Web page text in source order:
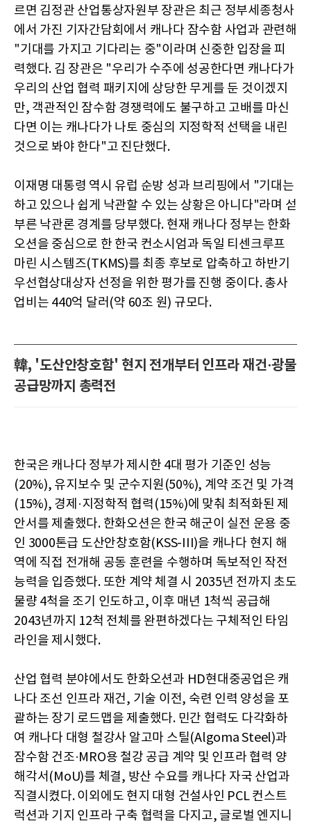
르면 김정관 산업통상자원부 장관은 최근 정부세종청사
에서 가진 기자간담회에서 캐나다 잠수함 사업과 관련해
"기대를 가지고 기다리는 중"이라며 신중한 입장을 피
력했다. 김 장관은 "우리가 수주에 성공한다면 캐나다가
우리의 산업 협력 패키지에 상당한 무게를 둔 것이겠지
만, 객관적인 잠수함 경쟁력에도 불구하고 고배를 마신
다면 이는 캐나다가 나토 중심의 지정학적 선택을 내린
것으로 봐야 한다"고 진단했다.
이재명 대통령 역시 유럽 순방 성과 브리핑에서 "기대는
하고 있으나 쉽게 낙관할 수 있는 상황은 아니다"라며 섣
부른 낙관론 경계를 당부했다. 현재 캐나다 정부는 한화
오션을 중심으로 한 한국 컨소시엄과 독일 티센크루프
마린 시스템즈(TKMS)를 최종 후보로 압축하고 하반기
우선협상대상자 선정을 위한 평가를 진행 중이다. 총사
업비는 440억 달러(약 60조 원) 규모다.
韓, '도산안창호함' 현지 전개부터 인프라 재건·광물
공급망까지 총력전
한국은 캐나다 정부가 제시한 4대 평가 기준인 성능
(20%), 유지보수 및 군수지원(50%), 계약 조건 및 가격
(15%), 경제·지정학적 협력(15%)에 맞춰 최적화된 제
안서를 제출했다. 한화오션은 한국 해군이 실전 운용 중
인 3000톤급 도산안창호함(KSS-III)을 캐나다 현지 해
역에 직접 전개해 공동 훈련을 수행하며 독보적인 작전
능력을 입증했다. 또한 계약 체결 시 2035년 전까지 초도
물량 4척을 조기 인도하고, 이후 매년 1척씩 공급해
2043년까지 12척 전체를 완편하겠다는 구체적인 타임
라인을 제시했다.
산업 협력 분야에서도 한화오션과 HD현대중공업은 캐
나다 조선 인프라 재건, 기술 이전, 숙련 인력 양성을 포
괄하는 장기 로드맵을 제출했다. 민간 협력도 다각화하
여 캐나다 대형 철강사 알고마 스틸(Algoma Steel)과
잠수함 건조·MRO용 철강 공급 계약 및 인프라 협력 양
해각서(MoU)를 체결, 방산 수요를 캐나다 자국 산업과
직결시켰다. 이외에도 현지 대형 건설사인 PCL 컨스트
럭션과 기지 인프라 구축 협력을 다지고, 글로벌 엔지니